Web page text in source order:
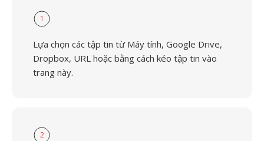
1
Lựa chọn các tập tin từ Máy tính, Google Drive,
Dropbox, URL hoặc bằng cách kéo tập tin vào
trang này.
2